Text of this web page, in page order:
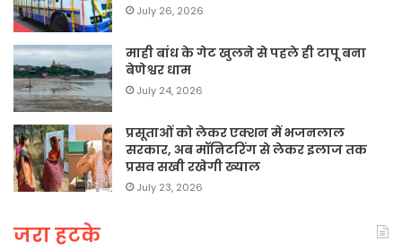
July 26, 2026
माही बांध के गेट खुलने से पहले ही टापू बना
बेणेश्वर धाम
July 24, 2026
प्रसूताओं को लेकर एक्शन में भजनलाल
सरकार, अब मॉनिटरिंग से लेकर इलाज तक
प्रसव सखी रखेगी ख्याल
July 23, 2026
जरा हटके